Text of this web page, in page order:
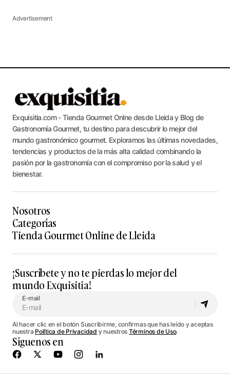
Advertisement
Exquisitia.com - Tienda Gourmet Onlne desde Lleida y Blog de
Gastronomía Gourmet, tu destino para descubrir lo mejor del
mundo gastronómico gourmet. Exploramos las últimas novedades,
tendencias y productos de la más alta calidad combinando la
pasión por la gastronomía con el compromiso por la salud y el
bienestar.
Nosotros
Categorías
Tienda Gourmet Online de Lleida
¡Suscríbete y no te pierdas lo mejor del
mundo Exquisitia!
E-mail
Al hacer clic en el botón Suscribirme, confirmas que has leído y aceptas
nuestra Política de Privacidad y nuestros Términos de Uso.
Síguenos en